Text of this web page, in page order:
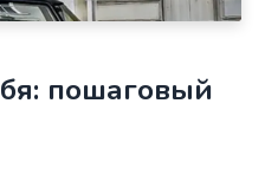
пошаговый